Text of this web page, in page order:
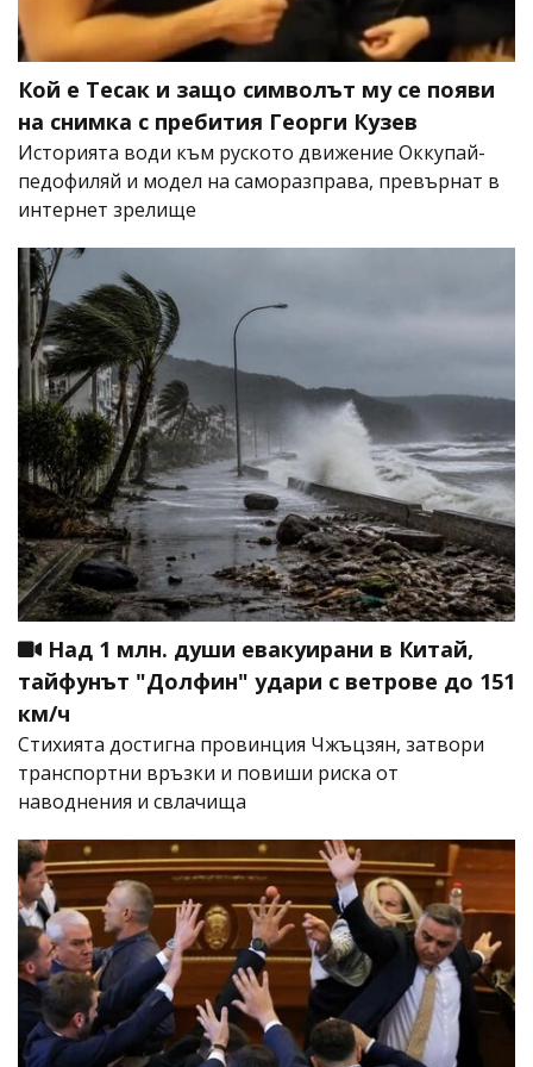
Кой е Тесак и защо символът му се появи
на снимка с пребития Георги Кузев
Историята води към руското движение Оккупай-
педофиляй и модел на саморазправа, превърнат в
интернет зрелище
Над 1 млн. души евакуирани в Китай,
тайфунът "Долфин" удари с ветрове до 151
км/ч
Стихията достигна провинция Чжъцзян, затвори
транспортни връзки и повиши риска от
наводнения и свлачища